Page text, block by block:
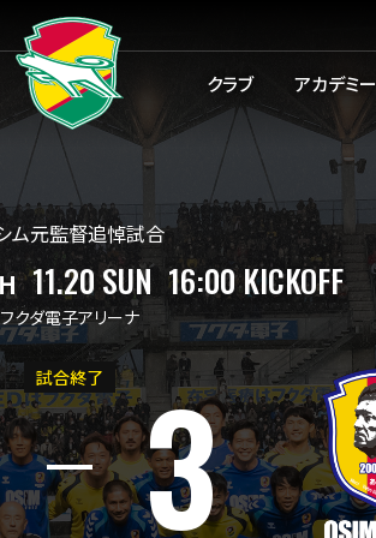
クラブ アカデミー
ム元監督追悼試合
11.20SUN 16:00KICKOFF
フクダ電子アリーナ
試合終了 3